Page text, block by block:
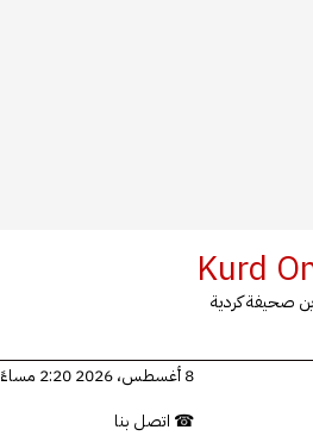
Kurd
صحيفة كردية
8 أغسطس، 2026 2:20 مساءً
☎ اتصل بنا